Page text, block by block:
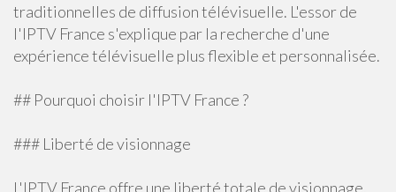
traditionnelles de diffusion télévisuelle. L'essor de
l'IPTV France s'explique par la recherche d'une
expérience télévisuelle plus flexible et personnalisée.
## Pourquoi choisir l'IPTV France ?
### Liberté de visionnage
L'IPTV France offre une liberté totale de visionnage.